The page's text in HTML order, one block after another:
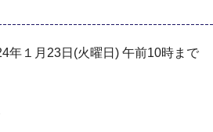
年１月23日(火曜日) 午前10時まで